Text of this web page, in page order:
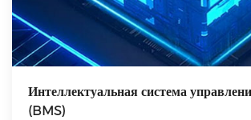
Интеллектуальная система
(BMS)